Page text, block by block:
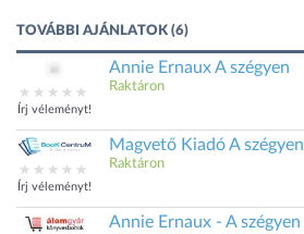
TOVÁBBI AJÁNLATOK (6)
Írj véleményt!
Annie Ernaux A szégyen
Raktáron
Írj véleményt!
Magvető Kiadó A szégyen
Raktáron
Annie Ernaux - A szégyen